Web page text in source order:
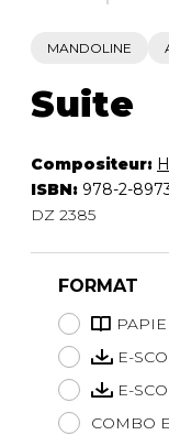
MANDOLINE
Suite
Compositeur:
ISBN: 978-2-
DZ 2385
FORMAT
E-
E-
COMBO